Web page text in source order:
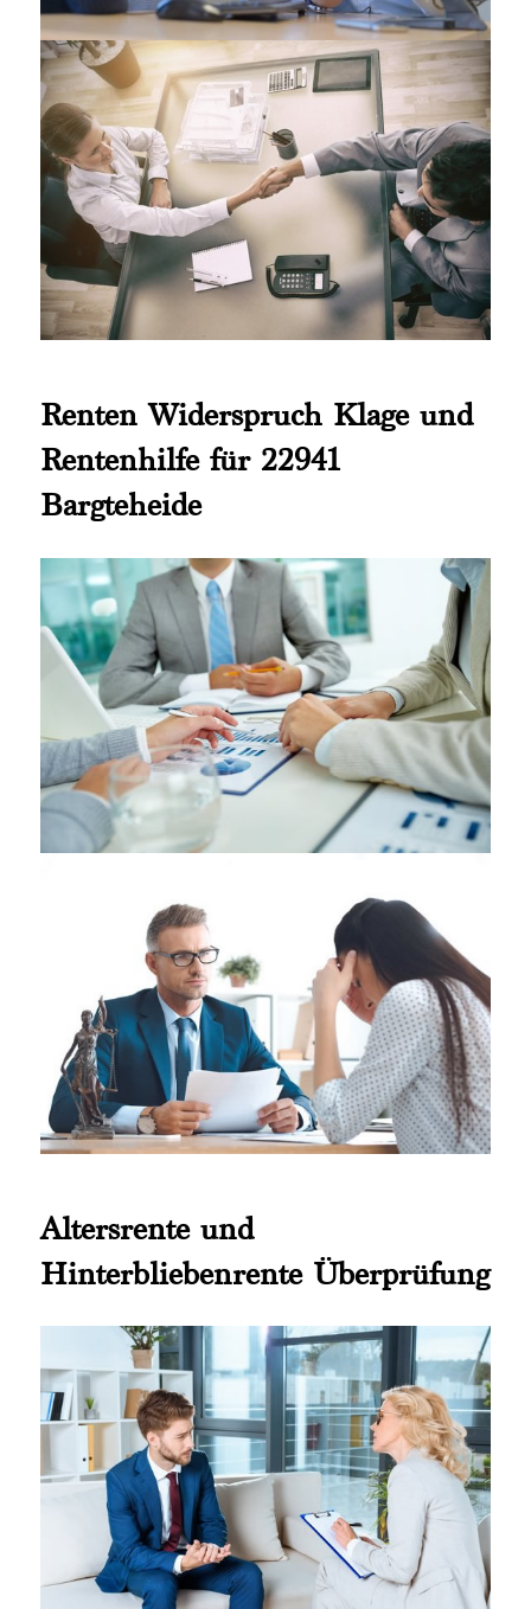
Renten Widerspruch Klage und
Rentenhilfe für 22941
Bargteheide
Altersrente und
Hinterbliebenrente Überprüfung